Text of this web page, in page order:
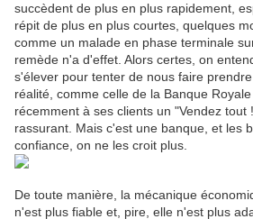
succèdent de plus en plus rapidement,
répit de plus en plus courtes, quelques
comme un malade en phase terminale
remède n'a d'effet. Alors certes, on
s'élever pour tenter de nous faire
réalité, comme celle de la Banque
récemment à ses clients un "Vendez tout
rassurant. Mais c'est une banque, et les
confiance, on ne les croit plus.
De toute manière, la mécanique
n'est plus fiable et, pire, elle n'est plus